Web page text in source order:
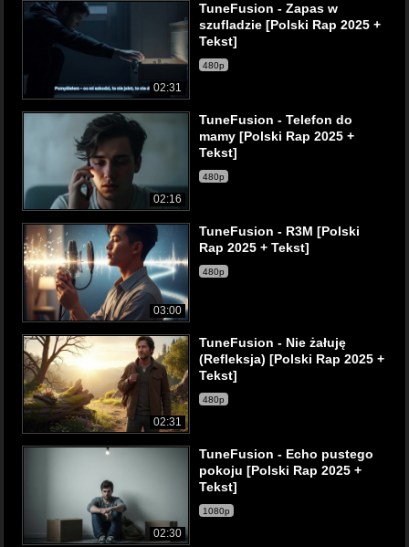
02:31
TuneFusion - Zapas w
szufladzie [Polski Rap 2025 +
Tekst]
480p
02:16
TuneFusion - Telefon do
mamy [Polski Rap 2025 +
Tekst]
480p
03:00
TuneFusion - R3M [Polski
Rap 2025 + Tekst]
480p
02:31
TuneFusion - Nie żałuję
(Refleksja) [Polski Rap 2025 +
Tekst]
480p
02:30
TuneFusion - Echo pustego
pokoju [Polski Rap 2025 +
Tekst]
1080p